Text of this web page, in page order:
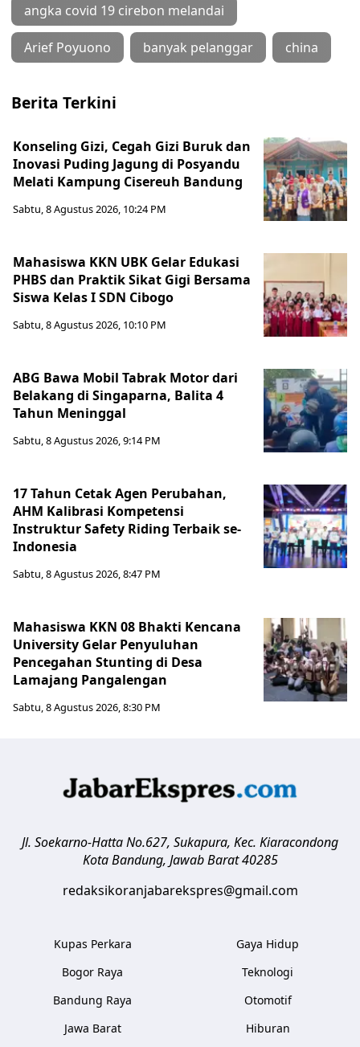
angka covid 19 cirebon melandai
Arief Poyuono banyak pelanggar china
Berita Terkini
Konseling Gizi, Cegah Gizi Buruk dan
Inovasi Puding Jagung di Posyandu
Melati Kampung Cisereuh Bandung
Sabtu, 8 Agustus 2026, 10:24 PM
Mahasiswa KKN UBK Gelar Edukasi
PHBS dan Praktik Sikat Gigi Bersama
Siswa Kelas I SDN Cibogo
Sabtu, 8 Agustus 2026, 10:10 PM
ABG Bawa Mobil Tabrak Motor dari
Belakang di Singaparna, Balita 4
Tahun Meninggal
Sabtu, 8 Agustus 2026, 9:14 PM
17 Tahun Cetak Agen Perubahan,
AHM Kalibrasi Kompetensi
Instruktur Safety Riding Terbaik se-
Indonesia
Sabtu, 8 Agustus 2026, 8:47 PM
Mahasiswa KKN 08 Bhakti Kencana
University Gelar Penyuluhan
Pencegahan Stunting di Desa
Lamajang Pangalengan
Sabtu, 8 Agustus 2026, 8:30 PM
Jl. Soekarno-Hatta No.627, Sukapura, Kec. Kiaracondong
Kota Bandung, Jawab Barat 40285
redaksikoranjabarekspres@gmail.com
Kupas Perkara
Bogor Raya
Bandung Raya
Jawa Barat
Gaya Hidup
Teknologi
Otomotif
Hiburan